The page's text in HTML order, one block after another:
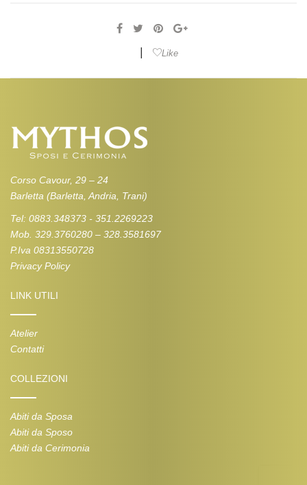
Like
Corso Cavour, 29 – 24
Barletta (Barletta, Andria, Trani)
Tel: 0883.348373 - 351.2269223
Mob. 329.3760280 – 328.3581697
P.Iva 08313550728
Privacy Policy
LINK UTILI
Atelier
Contatti
COLLEZIONI
Abiti da Sposa
Abiti da Sposo
Abiti da Cerimonia